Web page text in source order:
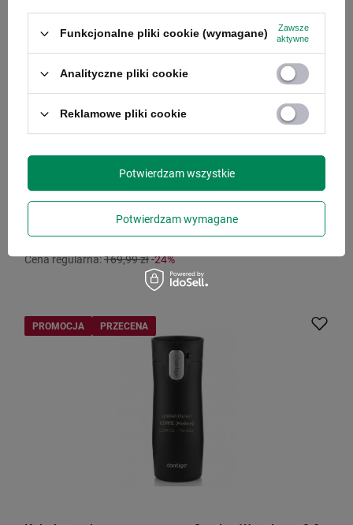
Kubek termiczny z grawerem Contigo West Loop 3.0
470 ml - Biały Mat
Model: Contigo - West Loop 3.0 z grawerem
129,99 zł / szt.
Najniższa cena produktu w okresie 30 dni przed
Cena regularna:169,99 zł-24%
PROMOCJA PRZECENA
Funkcjonalne pliki cookie (wymagane)
Zawsze
aktywne
Analityczne pliki cookie
Reklamowe pliki cookie
Potwierdzam wymagane
Potwierdzam wszystkie